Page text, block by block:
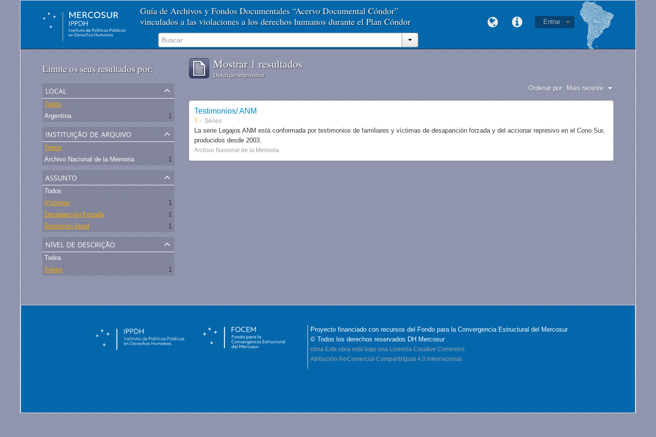
Guía de Archivos y Fondos Documentales “Acervo Documental Cóndor”
vinculados a las violaciones a los derechos humanos durante el Plan Cóndor
Entrar
Limite os seus resultados por:
local
Todos
Argentina
1
instituição de arquivo
Todos
Archivo Nacional de la Memoria
1
assunto
Todos
Víctimas
1
Desaparición forzada
1
Represión ilegal
1
nível de descrição
Todos
Séries
1
Mostrar 1 resultados
Descrição arquivística
Ordenar por: Mais recente
Testimonios/ ANM
T Séries
La serie Legajos ANM está conformada por testimonios de familiares y víctimas de desaparición forzada y del accionar represivo en el Cono Sur,
producidos desde 2003.
Archivo Nacional de la Memoria
Proyecto financiado con recursos del Fondo para la Convergencia Estructural del Mercosur
© Todos los derechos reservados DH Mercosur
cbna Esta obra está bajo una Licencia Creative Commons
Atribución-NoComercial-CompartirIgual 4.0 Internacional.